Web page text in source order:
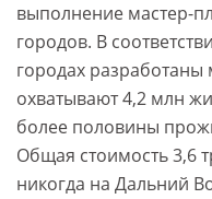
выполнение мастер-
городов. В
городах
охватывают 4,2 млн
более половины
Общая стоимость 3,6
никогда на Дальний